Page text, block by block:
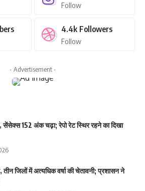
Follow
4.4k Followers
Follow
- Advertisement -
सेंसेक्स 152 अंक चढ़ा; रेपो रेट स्थिर रहने का दिखा
तीन जिलों में अत्यधिक वर्षा की चेतावनी; प्रशासन ने